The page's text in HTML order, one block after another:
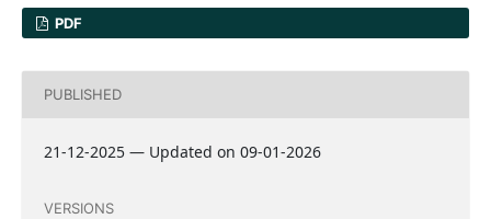
PDF
PUBLISHED
21-12-2025 — Updated on 09-01-2026
VERSIONS